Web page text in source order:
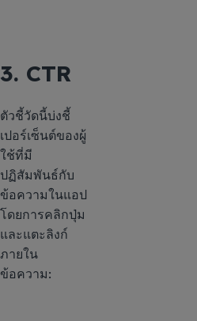
3. CTR
ตัวชี้วัดนี้บ่งชี้
เปอร์เซ็นต์ของผู้
ใช้ที่มี
ปฏิสัมพันธ์กับ
ข้อความในแอป
โดยการคลิกปุ่ม
และแตะลิงก์
ภายใน
ข้อความ: